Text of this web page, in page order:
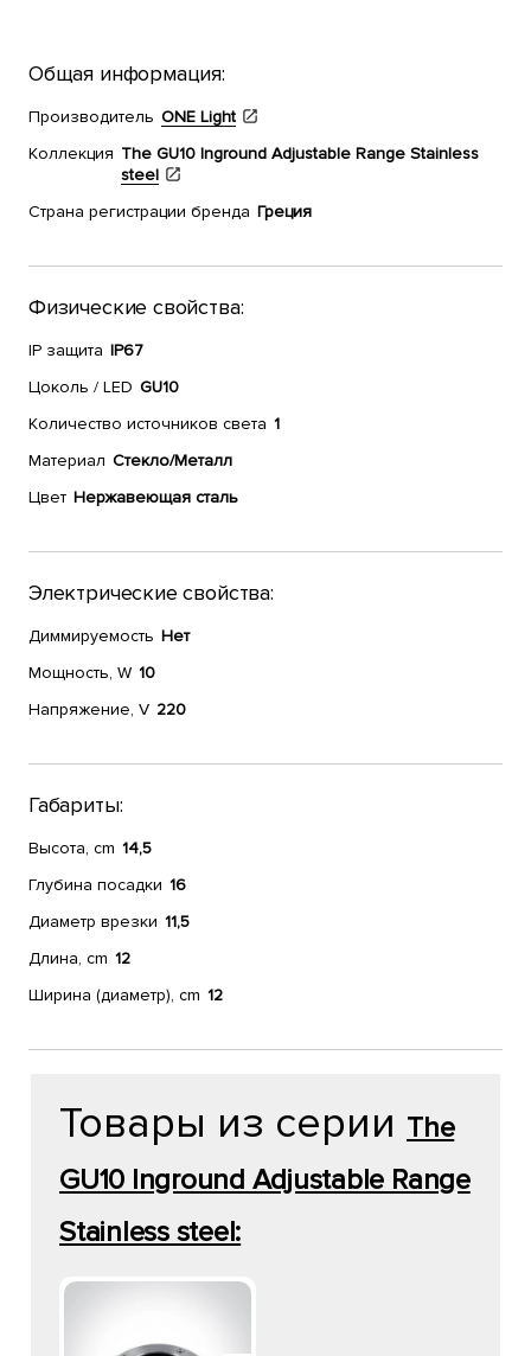
Общая информация:
Производитель ONE Light
Коллекция The GU10 Inground Adjustable Range Stainless
steel
Страна регистрации бренда Греция
Физические свойства:
IP защита IP67
Цоколь / LED GU10
Количество источников света 1
Материал Стекло/Металл
Цвет Нержавеющая сталь
Электрические свойства:
Диммируемость Нет
Мощность, W 10
Напряжение, V 220
Габариты:
Высота, cm 14,5
Глубина посадки 16
Диаметр врезки 11,5
Длина, cm 12
Ширина (диаметр), cm 12
Товары из серии The
GU10 Inground Adjustable Range
Stainless steel: